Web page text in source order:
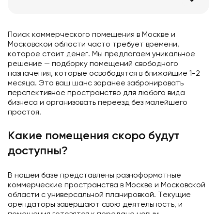
Поиск коммерческого помещения в Москве и
Московской области часто требует времени,
которое стоит денег. Мы предлагаем уникальное
решение — подборку помещений свободного
назначения, которые освободятся в ближайшие 1-2
месяца. Это ваш шанс заранее забронировать
перспективное пространство для любого вида
бизнеса и организовать переезд без малейшего
простоя.
Какие помещения скоро будут
доступны?
В нашей базе представлены разноформатные
коммерческие пространства в Москве и Московской
области с универсальной планировкой. Текущие
арендаторы завершают свою деятельность, и